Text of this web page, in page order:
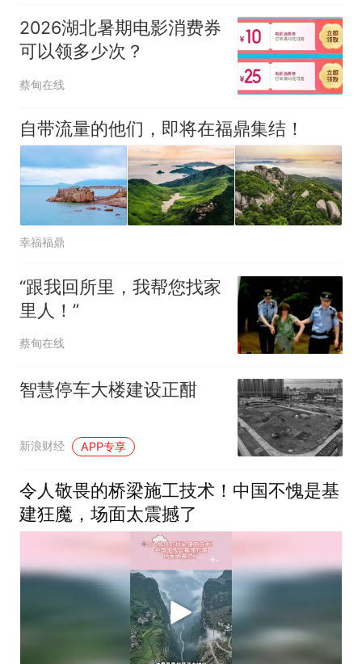
2026湖北暑期电影消费券
可以领多少次？
蔡甸在线
自带流量的他们，即将在福鼎集结！
幸福福鼎
“跟我回所里，我帮您找家
里人！”
蔡甸在线
智慧停车大楼建设正酣
新浪财经 APP专享
令人敬畏的桥梁施工技术！中国不愧是基
建狂魔，场面太震撼了